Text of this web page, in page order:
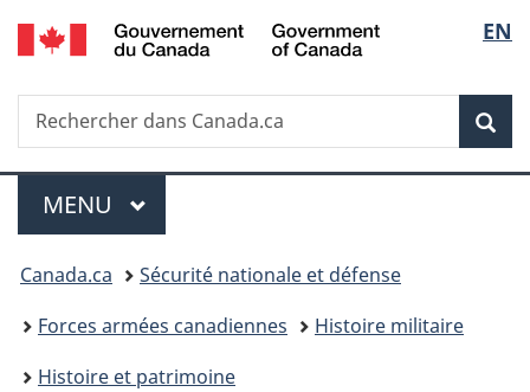
Passer
au
principal
Passer
à
Au
du
Passer
à
version
simplifiée
de
la
EN
Recherche
Rechercher
dans
Menu
MENU PRINCIPAL
Vous
êtes
ici :
Canada.ca
Sécurité nationale et défense
Forces armées canadiennes
Histoire militaire
Histoire et patrimoine